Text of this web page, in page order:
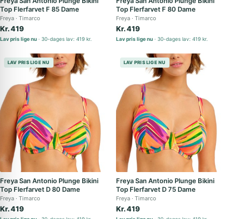
Top Flerfarvet F 85 Dame
Freya Timarco
Kr. 419
Lav pris lige nu 30-dages lav: 419 kr.
Top Flerfarvet F 80 Dame
Freya Timarco
Kr. 419
Lav pris lige nu 30-dages lav: 419 kr.
LAV PRIS LIGE NU
Freya San Antonio Plunge Bikini
Top Flerfarvet D 80 Dame
Freya Timarco
Kr. 419
LAV PRIS LIGE NU
Freya San Antonio Plunge Bikini
Top Flerfarvet D 75 Dame
Freya Timarco
Kr. 419